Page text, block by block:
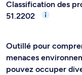
Classification des
51.2202
Outillé pour
menaces
pouvez occuper